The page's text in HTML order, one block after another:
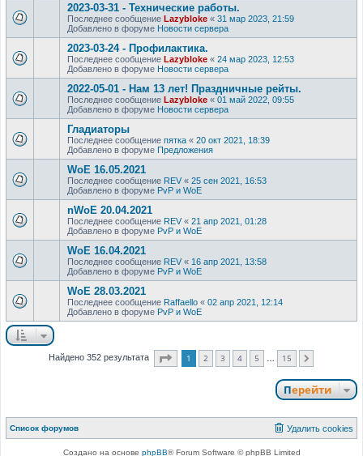
2023-03-31 - Технические работы.
Последнее сообщение Lazybloke « 31 мар 2023, 21:59
Добавлено в форуме Новости сервера
2023-03-24 - Профилактика.
Последнее сообщение Lazybloke « 24 мар 2023, 12:53
Добавлено в форуме Новости сервера
2022-05-01 - Нам 13 лет! Праздничные рейты.
Последнее сообщение Lazybloke « 01 май 2022, 09:55
Добавлено в форуме Новости сервера
Гладиаторы
Последнее сообщение пятка « 20 окт 2021, 18:39
Добавлено в форуме Предложения
WoE 16.05.2021
Последнее сообщение REV « 25 сен 2021, 16:53
Добавлено в форуме PvP и WoE
nWoE 20.04.2021
Последнее сообщение REV« 21 апр 2021, 01:28
Добавлено в форуме PvP и WoE
WoE 16.04.2021
Последнее сообщение REV « 16 апр 2021, 13:58
Добавлено в форуме PvP и WoE
WoE 28.03.2021
Последнее сообщение Raffaello « 02 апр 2021, 12:14
Добавлено в форуме PvP и WoE
Найдено 352 результата Страница из
1 2 3 4 5 15
Перейти
Список форумов Удалить cookies
Создано на основе phpBB® Forum Software © phpBB Limited